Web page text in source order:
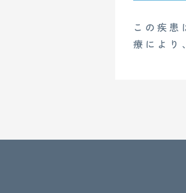
この疾
療により